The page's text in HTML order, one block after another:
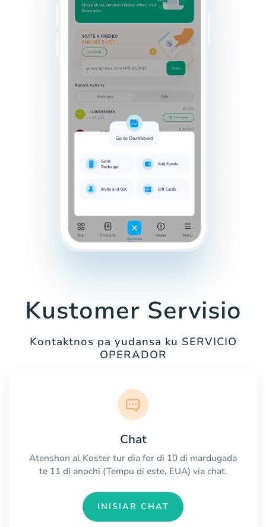
Kustomer Servisio
Kontaktnos pa yudansa ku SERVICIO
OPERADOR
Chat
Atenshon al Koster tur dia for di 10 di mardugada
te 11 di anochi (Tempu di este, EUA) via chat.
INISIAR CHAT